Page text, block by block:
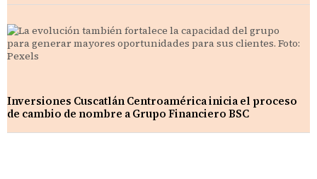
Inversiones Cuscatlán Centroamérica inicia el proceso
de cambio de nombre a Grupo Financiero BSC